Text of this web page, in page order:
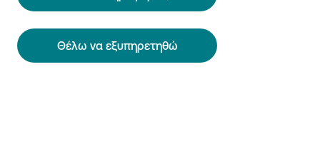
σύμβουλο της επιλογής σας.
Θέλω να εξυπηρετηθώ